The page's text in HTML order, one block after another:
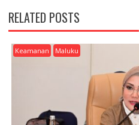
A
V
I
G
A
RELATED POSTS
Keamanan Maluku